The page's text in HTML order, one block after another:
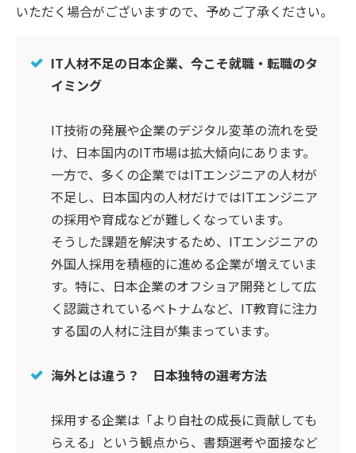
いただく場合がございますので、予めご了承ください。
IT人材不足の日本企業、今こそ就職・転職のタ
イミング
IT技術の発展や企業のデジタル変革の流れを受
け、日本国内のIT市場は拡大傾向にあります。
一方で、多くの企業ではITエンジニアの人材が
不足し、日本国内の人材だけではITエンジニア
の採用や育成などが難しくなっています。
そうした課題を解決するため、ITエンジニアの
外国人採用を積極的に進める企業が増えていま
す。特に、日本企業のオフショア開発として広
く認識されているベトナムなど、IT教育に注力
する国の人材に注目が集まっています。
海外とは違う？ 日本独特の選考方法
採用する企業は「より自社の成長に貢献しても
らえる」という観点から、書類選考や面接など